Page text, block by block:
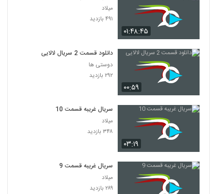
۰۱:۴۸:۴۵
میلاد
۴۹۱ بازدید
۰۰:۵۹
دانلود قسمت 2 سریال لالایی
دوستی ها
۲۹۲ بازدید
۰۳:۱۹
سریال غریبه قسمت 10
میلاد
۳۴۸ بازدید
سریال غریبه قسمت 9
میلاد
۲۸۹ بازدید